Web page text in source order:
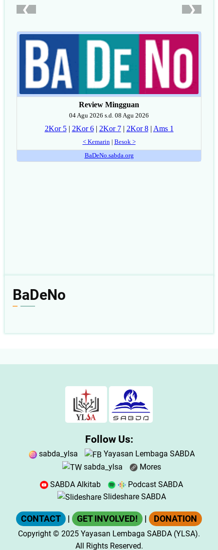
BaDeNo
Follow Us:
sabda_ylsa
Yayasan Lembaga SABDA
sabda_ylsa
Mores
SABDA Alkitab
Podcast SABDA
Slideshare SABDA
CONTACT GET INVOLVED! DONATION
Copyright © 2025 Yayasan Lembaga SABDA (YLSA).
All Rights Reserved.